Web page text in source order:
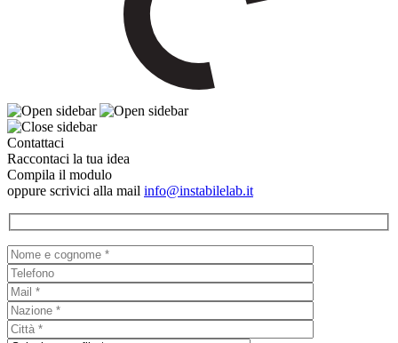
Contattaci
Raccontaci la tua idea
Compila il modulo
oppure scrivici alla mail info@instabilelab.it